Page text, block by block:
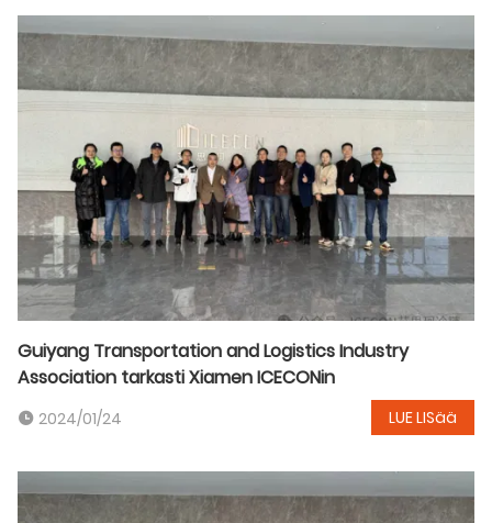
Guiyang Transportation and Logistics Industry
Association tarkasti Xiamen ICECONin
2024/01/24 LUE LISää